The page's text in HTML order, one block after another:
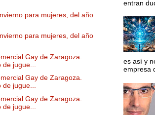
para mujeres, del año
para mujeres, del año
Gay de Zaragoza.
jugue...
Gay de Zaragoza.
de jugue...
Gay de Zaragoza.
jugue...
entran
es así y
empresa